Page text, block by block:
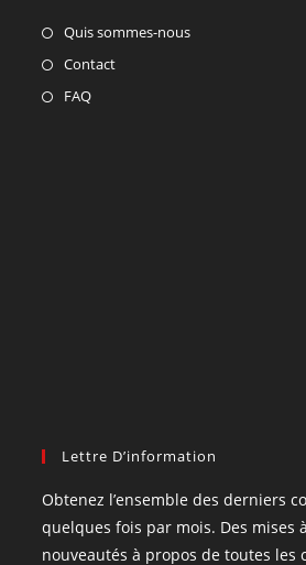
Quis sommes-nous
Contact
FAQ
Lettre D’information
Obtenez l’ensemble des derniers
quelques fois par mois. Des mises
nouveautés à propos de toutes les